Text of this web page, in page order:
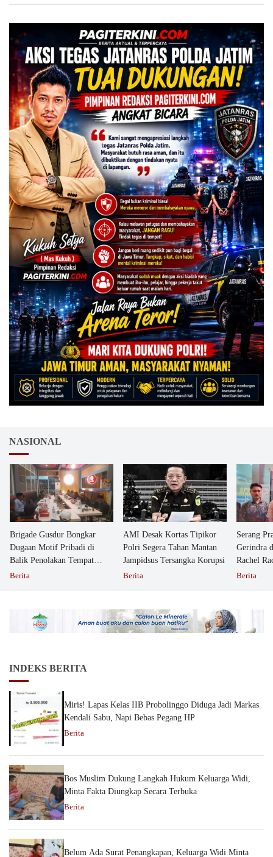
NASIONAL
Brigade Gusdur Bongkar
Dugaan Motif Pribadi di
Balik Penolakan Tempat
Ibadah GKJW Bangil
Berita
AMI Desak Kortas Tipikor
Polri Segera Tahan Mantan
Jampidsus Tersangka Korupsi
Berita
Serang
Gerindra
Rachel
Berita
INDEKS BERITA
Miris! Lapas Kelas IIB Probolinggo Diduga Jadi Markas
Kendali Sabu, Napi Bebas Pegang HP
Berita
Bos Muslim Dukung Langkah Hukum Keluarga Widi,
Minta Fakta Diungkap Secara Terbuka
Berita
Belum Ada Surat Penangkapan, Keluarga Widi Minta